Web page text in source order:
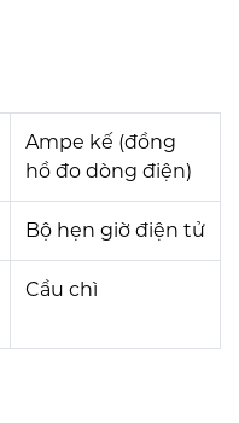
Ampe kế (đồng
hồ đo dòng điện)
Bộ hẹn giờ điện tử
Cầu chì